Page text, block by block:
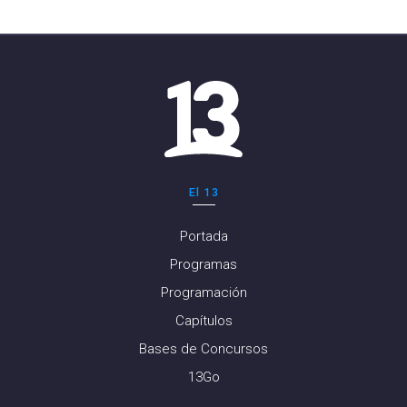
El 13
Portada
Programas
Programación
Capítulos
Bases de Concursos
13Go